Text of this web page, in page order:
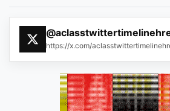
https://x.com/